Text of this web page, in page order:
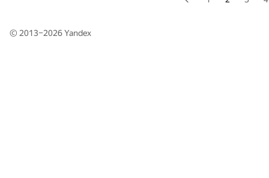
© 2013–2026Yandex